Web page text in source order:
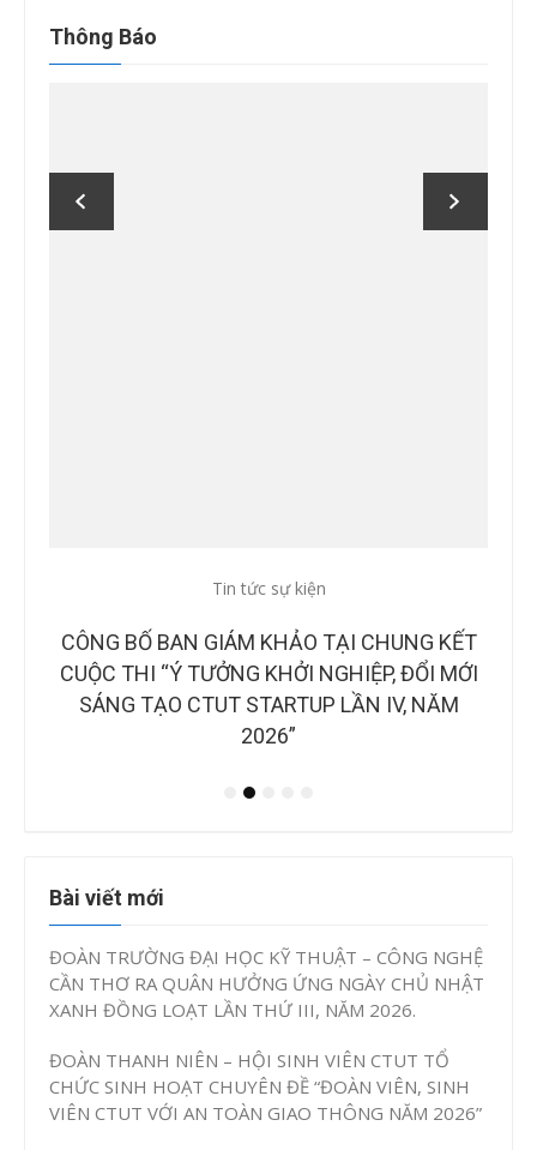
Thông Báo
Tin tức sự kiện
CÔNG BỐ BAN GIÁM KHẢO TẠI CHUNG KẾT
CUỘC THI “Ý TƯỞNG KHỞI NGHIỆP, ĐỔI MỚI
SÁNG TẠO CTUT STARTUP LẦN IV, NĂM
2026”
Bài viết mới
ĐOÀN TRƯỜNG ĐẠI HỌC KỸ THUẬT – CÔNG NGHỆ
CẦN THƠ RA QUÂN HƯỞNG ỨNG NGÀY CHỦ NHẬT
XANH ĐỒNG LOẠT LẦN THỨ III, NĂM 2026.
ĐOÀN THANH NIÊN – HỘI SINH VIÊN CTUT TỔ
CHỨC SINH HOẠT CHUYÊN ĐỀ “ĐOÀN VIÊN, SINH
VIÊN CTUT VỚI AN TOÀN GIAO THÔNG NĂM 2026”